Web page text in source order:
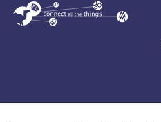
Zum
Inhalt